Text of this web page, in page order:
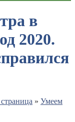
в
2020.
» Умеем